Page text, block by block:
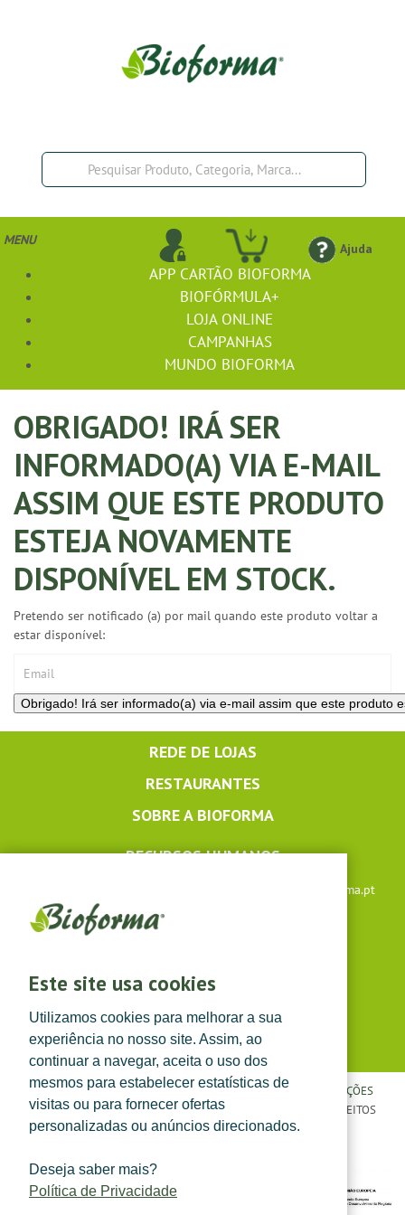
Este site usa cookies
Utilizamos cookies para melhorar a sua
experiência no nosso site. Assim, ao
continuar a navegar, aceita o uso dos
mesmos para estabelecer estatísticas de
visitas ou para fornecer ofertas
personalizadas ou anúncios direcionados.
Deseja saber mais?
Política de Privacidade
Ajuda
MENU
APP CARTÃO BIOFORMA
BIOFÓRMULA+
LOJA ONLINE
CAMPANHAS
MUNDO BIOFORMA
OBRIGADO! IRÁ SER
INFORMADO(A) VIA E-MAIL
ASSIM QUE ESTE PRODUTO
ESTEJA NOVAMENTE
DISPONÍVEL EM STOCK.
Pretendo ser notificado (a) por mail quando este produto voltar a
estar disponível:
REDE DE LOJAS
RESTAURANTES
SOBRE A BIOFORMA
RECURSOS HUMANOS
lojaonline@bioforma.pt
(dias úteis das 8h30 às 13h e das 14h às 17h30)
POLÍTICA DE PRIVACIDADE|TERMOS E CONDIÇÕES
CONDIÇÕES
GERAIS DE VENDA | ©TOPFARMA, LDA. 2022.
TODOS OS DIREITOS
RESERVADOS.